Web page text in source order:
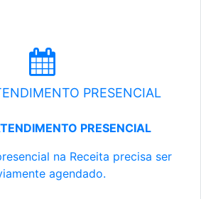
PRESENCIAL
PRESENCIAL
na Receita precisa ser
agendado.